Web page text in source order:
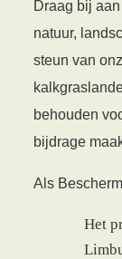
Draag bij
natuur,
steun van
behouden
bijdrage
Als
Het